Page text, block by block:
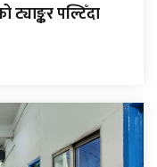
ट्याङ्कर पल्टिँदा